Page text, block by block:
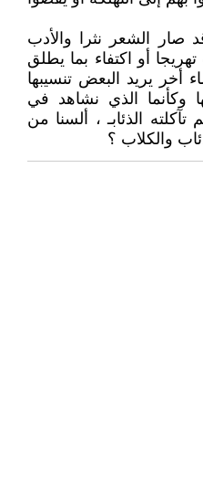
صار الشعر نثرا والأدب
أو اكتفاء بما يطلق
أخر يريد البعض تنسيبها
وكأنما الذي نشاهد في
الذئابـ ، ألسنا من
والكلاب ؟